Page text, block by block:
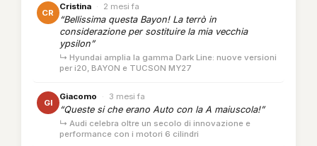
CR
Cristina · 2 mesi fa
“Bellissima questa Bayon! La terrò in
considerazione per sostituire la mia vecchia
ypsilon”
↳ Hyundai amplia la gamma Dark Line: nuove versioni
per i20, BAYON e TUCSON MY27
GI
Giacomo · 3 mesi fa
“Queste si che erano Auto con la A maiuscola!”
↳ Audi celebra oltre un secolo di innovazione e
performance con i motori 6 cilindri